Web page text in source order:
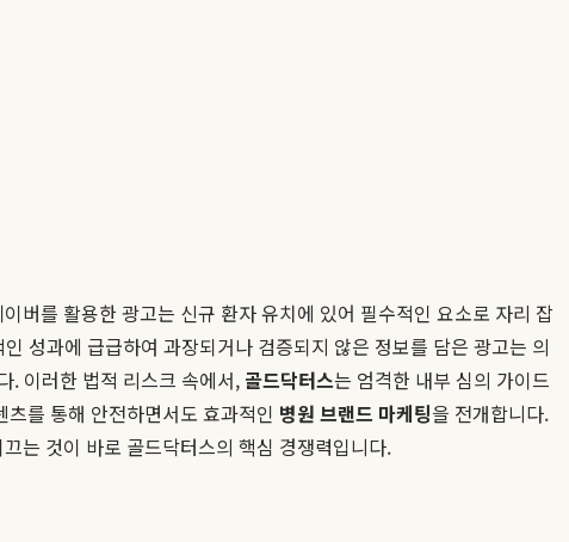
버를 활용한 광고는 신규 환자 유치에 있어 필수적인 요소로 자리 잡
성과에 급급하여 과장되거나 검증되지 않은 정보를 담은 광고는 의
. 이러한 법적 리스크 속에서, 골드닥터스는 엄격한 내부 심의 가이드
를 통해 안전하면서도 효과적인 병원 브랜드 마케팅을 전개합니다.
는 것이 바로 골드닥터스의 핵심 경쟁력입니다.